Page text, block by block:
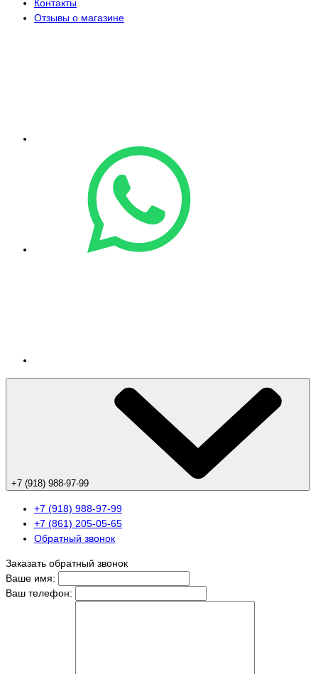
Контакты
Отзывы о магазине
+7 (918) 988-97-99
+7 (918) 988-97-99
+7 (861) 205-05-65
Обратный звонок
Заказать обратный звонок
Ваше имя:
Ваш телефон: